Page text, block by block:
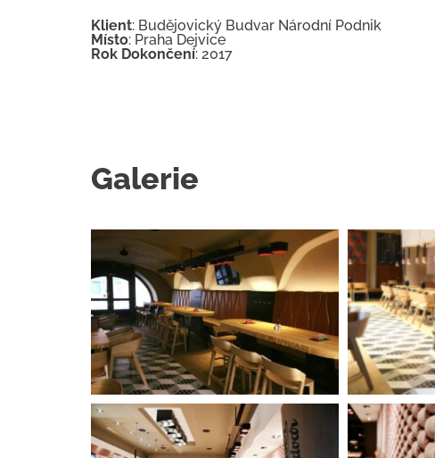
Klient: Budějovický Budvar Národní Podnik
Místo: Praha Dejvice
Rok Dokončení: 2017
Galerie